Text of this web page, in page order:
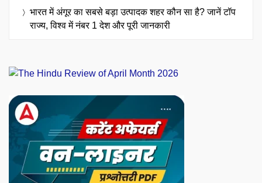
भारत में अंगूर का सबसे बड़ा उत्पादक शहर कौन सा है? जानें टॉप
राज्य, विश्व में नंबर 1 देश और पूरी जानकारी